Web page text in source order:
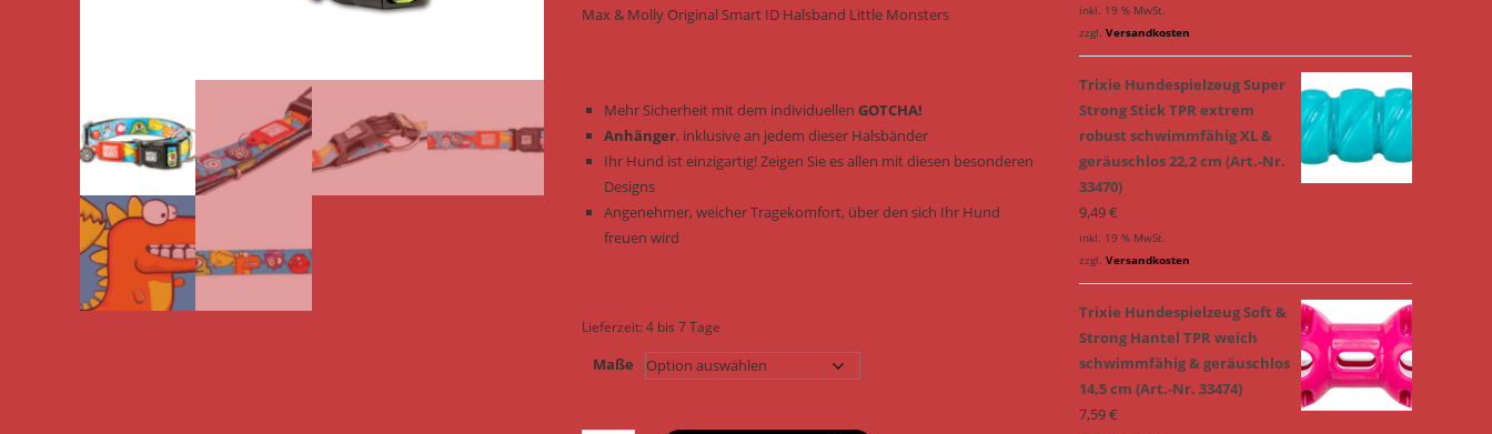
Max & Molly Original Smart ID Halsband Little Monsters
Mehr Sicherheit mit dem individuellenGOTCHA!
Anhänger, inklusive an jedem dieser Halsbänder
Ihr Hund ist einzigartig! Zeigen Sie es allen mit diesen besonderen
Designs
Angenehmer, weicher Tragekomfort, über den sich Ihr Hund
freuen wird
Lieferzeit:4 bis 7 Tage
Maße
inkl. 19 % MwSt.
zzgl. Versandkosten
Trixie Hundespielzeug Super
Strong Stick TPR extrem
robust schwimmfähig XL &
geräuschlos 22,2 cm (Art.-Nr.
33470)
9,49€
inkl. 19 % MwSt.
zzgl. Versandkosten
Trixie Hundespielzeug Soft &
Strong Hantel TPR weich
schwimmfähig & geräuschlos
14,5 cm (Art.-Nr. 33474)
7,59€